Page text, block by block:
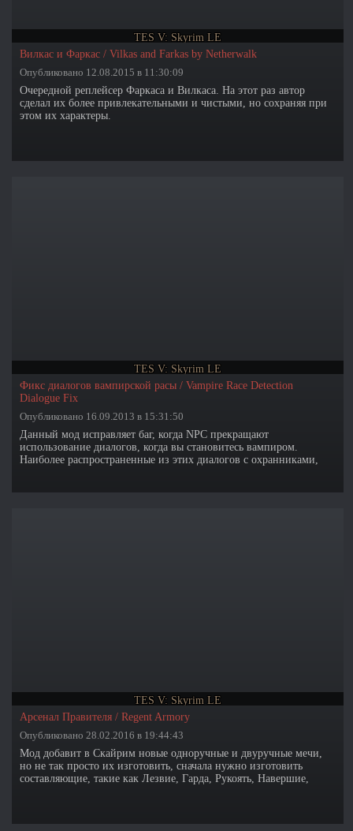
TES V: Skyrim LE
Вилкас и Фаркас / Vilkas and Farkas by Netherwalk
Опубликовано 12.08.2015 в 11:30:09
Очередной реплейсер Фаркаса и Вилкаса. На этот раз автор
сделал их более привлекательными и чистыми, но сохраняя при
этом их характеры.
TES V: Skyrim LE
Фикс диалогов вампирской расы / Vampire Race Detection
Dialogue Fix
Опубликовано 16.09.2013 в 15:31:50
Данный мод исправляет баг, когда NPC прекращают
использование диалогов, когда вы становитесь вампиром.
Наиболее распространенные из этих диалогов с охранниками,
TES V: Skyrim LE
Арсенал Правителя / Regent Armory
Опубликовано 28.02.2016 в 19:44:43
Мод добавит в Скайрим новые одноручные и двуручные мечи,
но не так просто их изготовить, сначала нужно изготовить
составляющие, такие как Лезвие, Гарда, Рукоять, Навершие,